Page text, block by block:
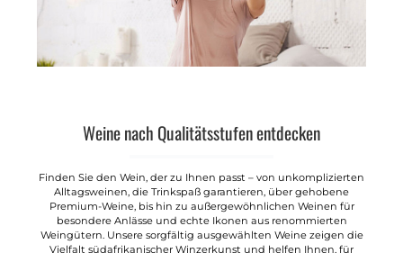
Weine nach Qualitätsstufen entdecken
Finden Sie den Wein, der zu Ihnen passt – von unkomplizierten
Alltagsweinen, die Trinkspaß garantieren, über gehobene
Premium-Weine, bis hin zu außergewöhnlichen Weinen für
besondere Anlässe und echte Ikonen aus renommierten
Weingütern. Unsere sorgfältig ausgewählten Weine zeigen die
Vielfalt südafrikanischer Winzerkunst und helfen Ihnen, für